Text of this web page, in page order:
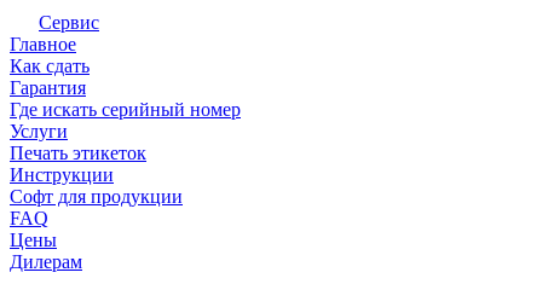
Сервис
Главное
Как сдать
Гарантия
Где искать серийный номер
Услуги
Печать этикеток
Инструкции
Софт для продукции
FAQ
Цены
Дилерам